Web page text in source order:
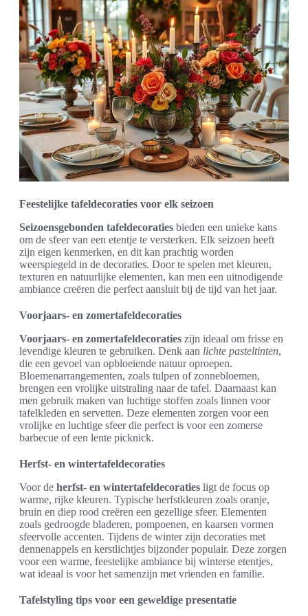
Feestelijke tafeldecoraties voor elk seizoen
Seizoensgebonden tafeldecoraties bieden een unieke kans
om de sfeer van een etentje te versterken. Elk seizoen heeft
zijn eigen kenmerken, en dit kan prachtig worden
weerspiegeld in de decoraties. Door te spelen met kleuren,
texturen en natuurlijke elementen, kan men een uitnodigende
ambiance creëren die perfect aansluit bij de tijd van het jaar.
Voorjaars- en zomertafeldecoraties
Voorjaars- en zomertafeldecoraties zijn ideaal om frisse en
levendige kleuren te gebruiken. Denk aan lichte pasteltinten,
die een gevoel van opbloeiende natuur oproepen.
Bloemenarrangementen, zoals tulpen of zonnebloemen,
brengen een vrolijke uitstraling naar de tafel. Daarnaast kan
men gebruik maken van luchtige stoffen zoals linnen voor
tafelkleden en servetten. Deze elementen zorgen voor een
vrolijke en luchtige sfeer die perfect is voor een zomerse
barbecue of een lente picknick.
Herfst- en wintertafeldecoraties
Voor de herfst- en wintertafeldecoraties ligt de focus op
warme, rijke kleuren. Typische herfstkleuren zoals oranje,
bruin en diep rood creëren een gezellige sfeer. Elementen
zoals gedroogde bladeren, pompoenen, en kaarsen vormen
sfeervolle accenten. Tijdens de winter zijn decoraties met
dennenappels en kerstlichtjes bijzonder populair. Deze zorgen
voor een warme, feestelijke ambiance bij winterse etentjes,
wat ideaal is voor het samenzijn met vrienden en familie.
Tafelstyling tips voor een geweldige presentatie